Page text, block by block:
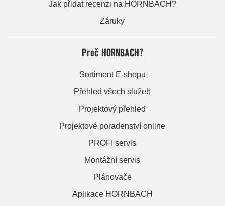
Jak přidat recenzi na HORNBACH?
Záruky
Proč HORNBACH?
Sortiment E-shopu
Přehled všech služeb
Projektový přehled
Projektové poradenství online
PROFI servis
Montážní servis
Plánovače
Aplikace HORNBACH